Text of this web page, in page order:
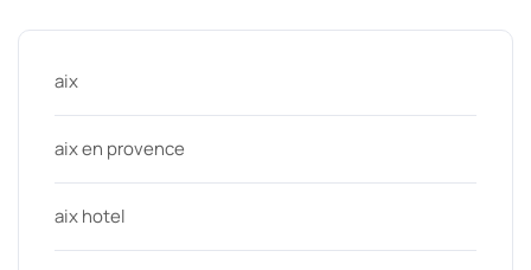
aix
aix en provence
aix hotel